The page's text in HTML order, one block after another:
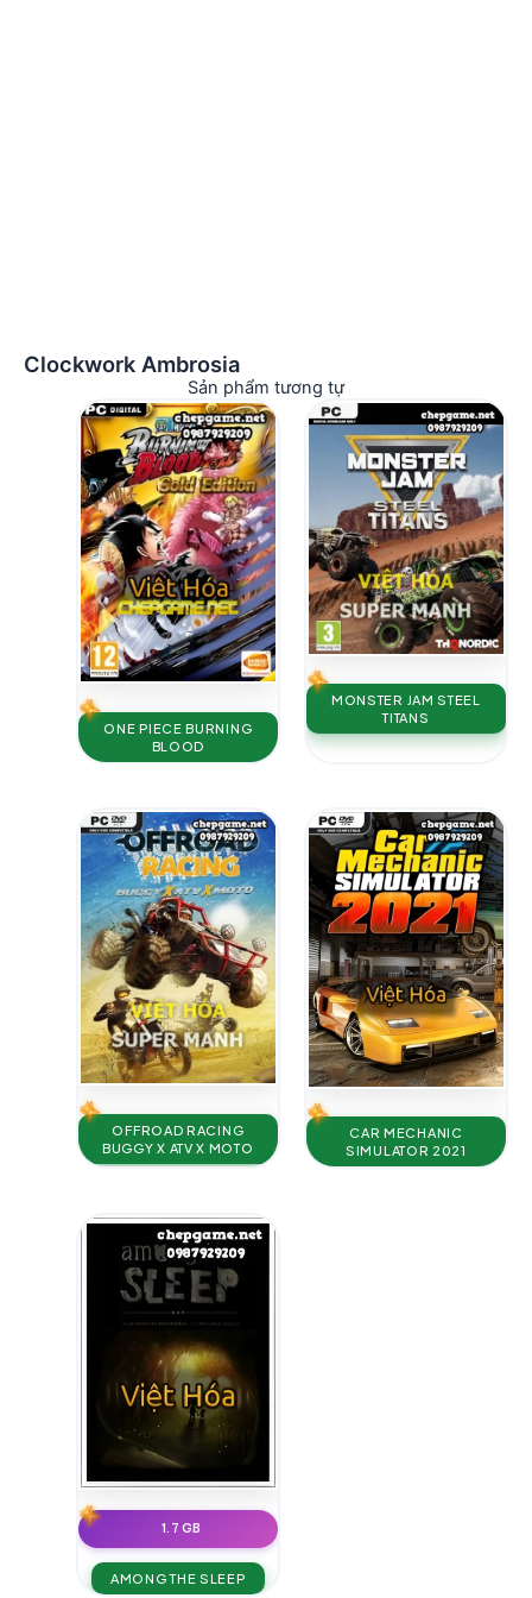
Clockwork Ambrosia
Sản phẩm tương tự
ONE PIECE BURNING
BLOOD
MONSTER JAM STEEL
TITANS
OFFROAD RACING
BUGGY X ATV X MOTO
CAR MECHANIC
SIMULATOR 2021
1.7 GB
AMONG THE SLEEP